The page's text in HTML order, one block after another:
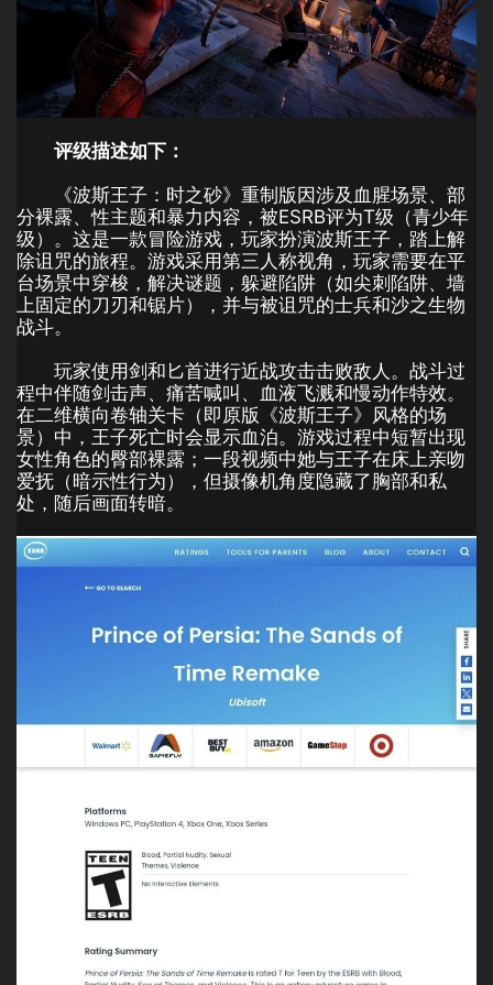
评级描述如下：
《波斯王子：时之砂》重制版因涉及血腥场景、部
分裸露、性主题和暴力内容，被ESRB评为T级（青少年
级）。这是一款冒险游戏，玩家扮演波斯王子，踏上解
除诅咒的旅程。游戏采用第三人称视角，玩家需要在平
台场景中穿梭，解决谜题，躲避陷阱（如尖刺陷阱、墙
上固定的刀刃和锯片），并与被诅咒的士兵和沙之生物
战斗。
玩家使用剑和匕首进行近战攻击击败敌人。战斗过
程中伴随剑击声、痛苦喊叫、血液飞溅和慢动作特效。
在二维横向卷轴关卡（即原版《波斯王子》风格的场
景）中，王子死亡时会显示血泊。游戏过程中短暂出现
女性角色的臀部裸露；一段视频中她与王子在床上亲吻
爱抚（暗示性行为），但摄像机角度隐藏了胸部和私
处，随后画面转暗。